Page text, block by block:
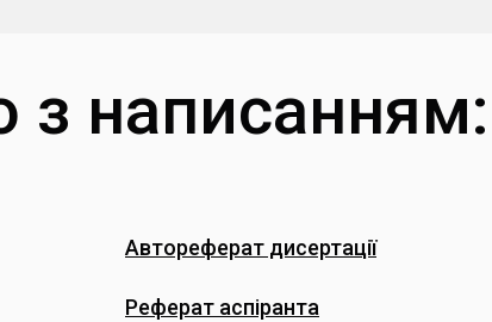
написанням:
Автореферат дисертації
Реферат аспіранта